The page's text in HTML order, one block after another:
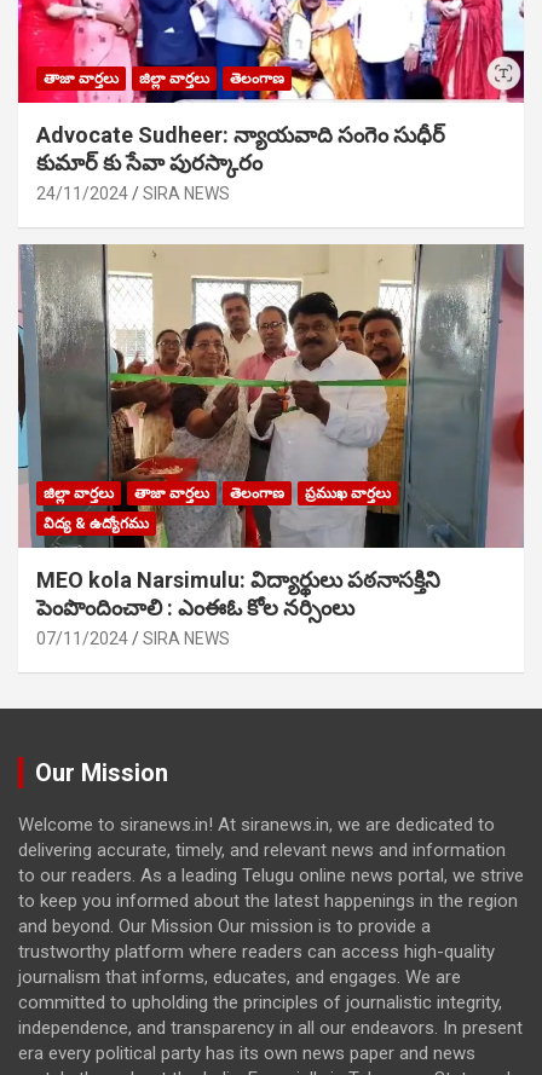
తాజా వార్తలు జిల్లా వార్తలు తెలంగాణ
Advocate Sudheer: న్యాయవాది సంగెం సుధీర్
కుమార్ కు సేవా పురస్కారం
24/11/2024 SIRA NEWS
జిల్లా వార్తలు తాజా వార్తలు తెలంగాణ
ప్రముఖ వార్తలు
విద్య & ఉద్యోగము
MEO kola Narsimulu: విద్యార్థులు పఠ‌నాసక్తిని
పెంపొందించాలి : ఎంఈఓ కోల నర్సింలు
07/11/2024 SIRA NEWS
Our Mission
Welcome to siranews.in! At siranews.in, we are dedicated to
delivering accurate, timely, and relevant news and information
to our readers. As a leading Telugu online news portal, we strive
to keep you informed about the latest happenings in the region
and beyond. Our Mission Our mission is to provide a
trustworthy platform where readers can access high-quality
journalism that informs, educates, and engages. We are
committed to upholding the principles of journalistic integrity,
independence, and transparency in all our endeavors. In present
era every political party has its own news paper and news